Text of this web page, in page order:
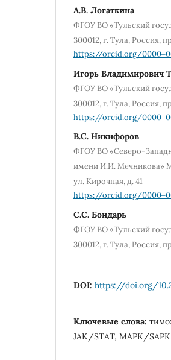
А.В. Логаткина
ФГОУ ВО «Тульский
300012, г. Тула, Россия,
https://orcid.org/
Игорь Владимирович
ФГОУ ВО «Тульский
300012, г. Тула, Россия,
https://orcid.org/
В.С. Никифоров
ФГОУ ВО «Северо-
имени И.И. Мечникова»
ул. Кирочная, д. 41
https://orcid.org/
С.С. Бондарь
ФГОУ ВО «Тульский
300012, г. Тула, Россия,
DOI: https://doi.org/
Ключевые слова:
JAK/STAT, MAPK/